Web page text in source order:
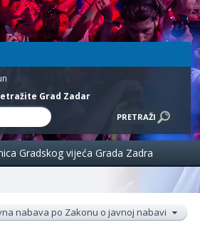
Grad Zadar
Gradskog vijeća Grada Zadra
nabava po Zakonu o javnoj nabavi